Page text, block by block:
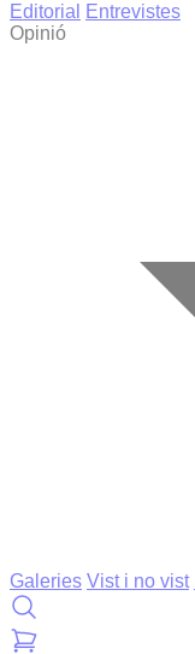
Editorial
Entrevistes
Opinió
Galeries Vist i no vist